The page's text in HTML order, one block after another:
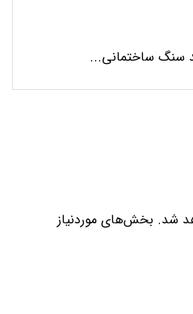
سنگ ساختمانی...
شد. بخش‌های موردنیاز